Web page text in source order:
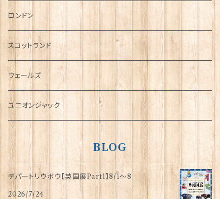
チャーム
犬グッズ
傘
指貫(シンブル)
ロンドン
スコットランド
ウェールズ
ユニオンジャック
BLOG
デパートリウボウ【英国展Part1】8/1〜8
2026/7/24